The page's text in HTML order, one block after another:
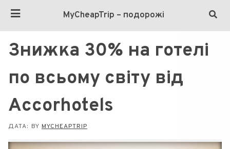
MyCheapTrip – подорожі
Знижка 30% на готелі
по всьому світу від
Accorhotels
ДАТА: BY MYCHEAPTRIP